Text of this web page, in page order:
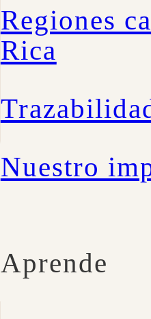
Regiones
Rica
Nuestro
Aprende